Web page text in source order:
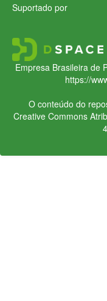
Suportado por
Empresa Brasileira de
https://
O conteúdo do
Creative Commons